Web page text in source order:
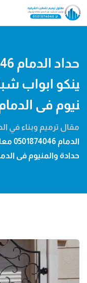
Skip
ينكو ابواب
نيوم فى
مقال ترميم وبناء في
حدادة والمنيوم فى